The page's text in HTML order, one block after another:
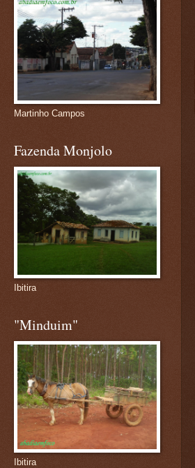
Martinho Campos
Fazenda Monjolo
Ibitira
"Minduim"
Ibitira